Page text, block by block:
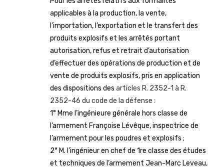
applicables à la production, la vente,
l’importation, l’exportation et le transfert des
produits explosifs et les arrêtés portant
autorisation, refus et retrait d’autorisation
d’effectuer des opérations de production et de
vente de produits explosifs, pris en application
des dispositions des articles R. 2352-1 à R.
2352-46 du code de la défense :
1° Mme l’ingénieure générale hors classe de
l’armement Françoise Lévêque, inspectrice de
l’armement pour les poudres et explosifs ;
2° M. l’ingénieur en chef de 1re classe des études
et techniques de l’armement Jean-Marc Leveau,